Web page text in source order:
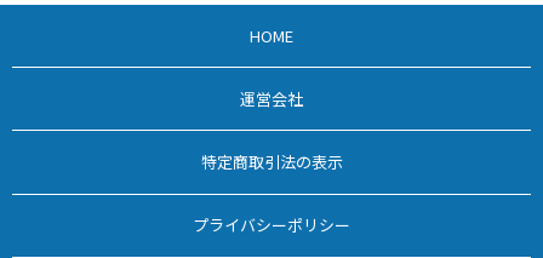
HOME
運営会社
特定商取引法の表示
プライバシーポリシー